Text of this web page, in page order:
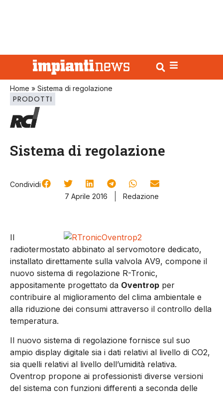
Home » Sistema di regolazione
PRODOTTI
Sistema di regolazione
Condividi
7 Aprile 2016
Redazione
Il
radiotermostato abbinato al servomotore dedicato,
installato direttamente sulla valvola AV9, compone il
nuovo sistema di regolazione R-Tronic,
appositamente progettato da Oventrop per
contribuire al miglioramento del clima ambientale e
alla riduzione dei consumi attraverso il controllo della
temperatura.
Il nuovo sistema di regolazione fornisce sul suo
ampio display digitale sia i dati relativi al livello di CO2,
sia quelli relativi al livello dell’umidità relativa.
Oventrop propone ai professionisti diverse versioni
del sistema con funzioni differenti a seconda delle